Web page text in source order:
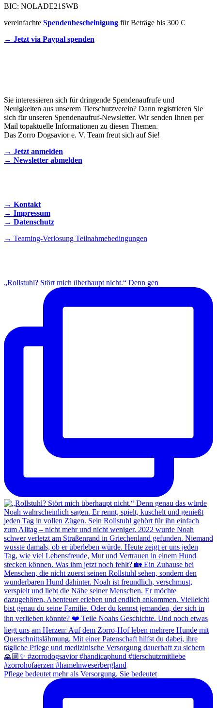
BIC: NOLADE21SWB
vereinfachte Spendenbescheinigung für Beträge bis 300 €
→ Jetzt via Paypal spenden
Sie interessieren sich für dringende Spendenaufrufe und
Neuigkeiten aus unserem Tierschutzverein? Dann registrieren Sie
sich für unseren Spendenaufruf-Newsletter. Wir senden Ihnen per
Mail topaktuelle Informationen zu diesen Themen.
Das Zorro Dogsavior e. V. Team freut sich auf Sie!
→ Jetzt anmelden
→ Newsletter abmelden
→ Kontakt
→ Impressum
→ Datenschutz
→ Teaming-Verlosung Teilnahmebedingungen
„Rollstuhl? Stört mich überhaupt nicht.“ Denn gen
Pflege bedeutet mehr als Versorgung. Sie bedeutet